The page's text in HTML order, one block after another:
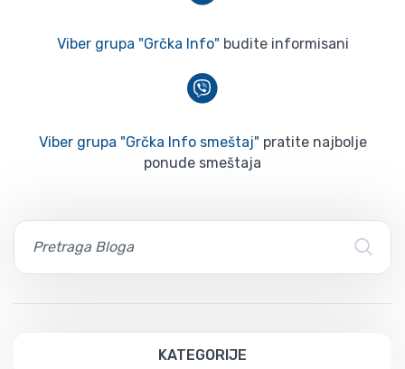
Viber grupa "Grčka Info" budite informisani
Viber grupa "Grčka Info smeštaj" pratite najbolje
ponude smeštaja
KATEGORIJE